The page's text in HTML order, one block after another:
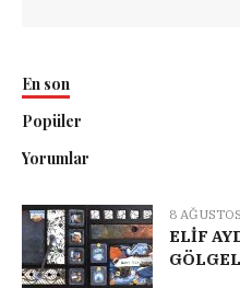
En son
Popüler
Yorumlar
8
ELİF